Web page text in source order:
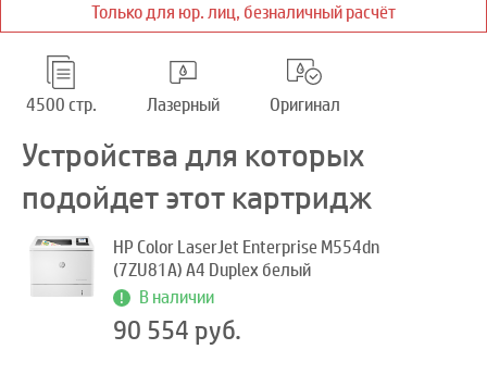
Только для юр. лиц, безналичный расчёт
4500 стр. Лазерный Оригинал
Устройства для которых
подойдет этот картридж
HP Color LaserJet Enterprise M554dn
(7ZU81A) A4 Duplex белый
В наличии
90 554 руб.